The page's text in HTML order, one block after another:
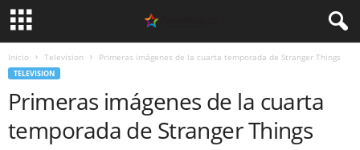
Inicio Television Primeras imágenes de la cuarta temporada de Stranger Things
TELEVISION
Primeras imágenes de la cuarta
temporada de Stranger Things